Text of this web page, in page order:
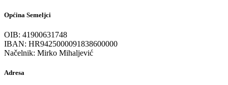
Općina Semeljci
OIB: 41900631748
IBAN: HR9425000091838600000
Načelnik: Mirko Mihaljević
Adresa